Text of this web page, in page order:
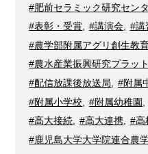
#肥前セラミック研究セン
#表彰・受賞, #講演会, #講
#農学部附属アグリ創生教
#農水産業振興研究プラッ
#配信放課後放送局
#附属
#附属小学校
#附属幼稚園
#高大接続, #高大連携, #高
#鹿児島大学大学院連合農